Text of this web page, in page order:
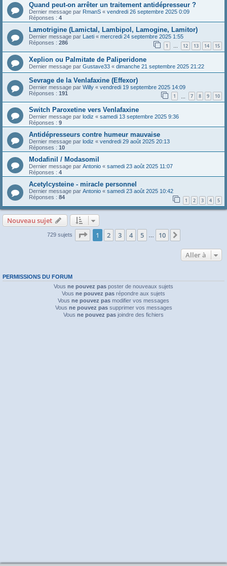
Quand peut-on arrêter un traitement antidépresseur ?
Dernier message par RmanS « vendredi 26 septembre 2025 0:09
Réponses : 4
Lamotrigine (Lamictal, Lambipol, Lamogine, Lamitor)
Dernier message par Laeti « mercredi 24 septembre 2025 1:55
Réponses : 286 1 … 12 13 14 15
Xeplion ou Palmitate de Paliperidone
Dernier message par Gustave33 « dimanche 21 septembre 2025 21:22
Sevrage de la Venlafaxine (Effexor)
Dernier message par Willy « vendredi 19 septembre 2025 14:09
Réponses : 191 1 7 8 9 10
Switch Paroxetine vers Venlafaxine
Dernier message par lodiz « samedi 13 septembre 2025 9:36
Réponses : 9
Antidépresseurs contre humeur mauvaise
Dernier message par lodiz « vendredi 29 août 2025 20:13
Réponses : 10
Modafinil / Modasomil
Dernier message par Antonio « samedi 23 août 2025 11:07
Réponses : 4
Acetylcysteine - miracle personnel
Dernier message par Antonio « samedi 23 août 2025 10:42
Réponses : 84 1 2 3 4 5
Nouveau sujet
729 sujets Page 1sur10
1 2 3 4 5 10
Aller à
PERMISSIONS DU FORUM
Vous ne pouvez pas poster de nouveaux sujets
Vous ne pouvez pas répondre aux sujets
Vous ne pouvez pas modifier vos messages
Vous ne pouvez passupprimer vos messages
Vous ne pouvez pas joindre des fichiers